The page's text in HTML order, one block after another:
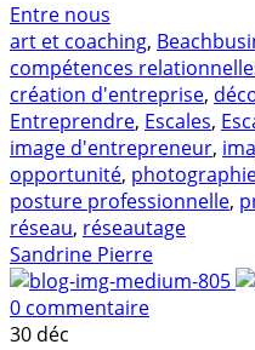
Entre nous
art et coaching,
compétences
création d'entreprise,
Entreprendre, Escales,
image d'entrepreneur,
opportunité,
posture professionnelle,
réseau, réseautage
Sandrine Pierre
0 commentaire
30 déc